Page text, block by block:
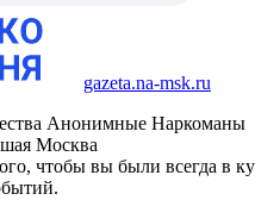
gazeta.na-msk.ru
Анонимные Наркоманы
Москва
чтобы вы были всегда в